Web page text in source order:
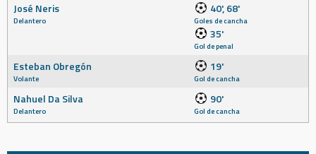
José Neris
Delantero
40', 68'
Goles de cancha
35'
Gol de penal
Esteban Obregón
Volante
19'
Gol de cancha
Nahuel Da Silva
Delantero
90'
Gol de cancha